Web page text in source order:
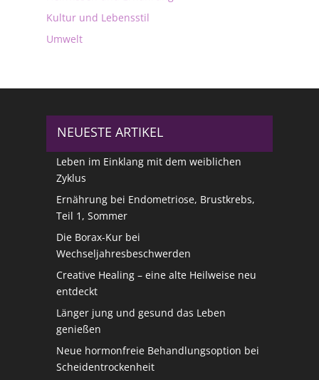
Kultur und Lebensstil
Umwelt
NEUESTE ARTIKEL
Leben im Einklang mit dem weiblichen
Zyklus
Ernährung bei Endometriose, Brustkrebs,
Teil 1, Sommer
Die Borax-Kur bei
Wechseljahresbeschwerden
Creative Healing – eine alte Heilweise neu
entdeckt
Länger jung und gesund das Leben
genießen
Neue hormonfreie Behandlungsoption bei
Scheidentrockenheit